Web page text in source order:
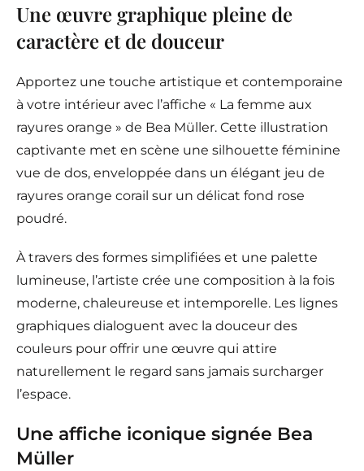
Une œuvre graphique pleine de
caractère et de douceur
Apportez une touche artistique et contemporaine
à votre intérieur avec l’affiche « La femme aux
rayures orange » de Bea Müller. Cette illustration
captivante met en scène une silhouette féminine
vue de dos, enveloppée dans un élégant jeu de
rayures orange corail sur un délicat fond rose
poudré.
À travers des formes simplifiées et une palette
lumineuse, l’artiste crée une composition à la fois
moderne, chaleureuse et intemporelle. Les lignes
graphiques dialoguent avec la douceur des
couleurs pour offrir une œuvre qui attire
naturellement le regard sans jamais surcharger
l’espace.
Une affiche iconique signée Bea
Müller